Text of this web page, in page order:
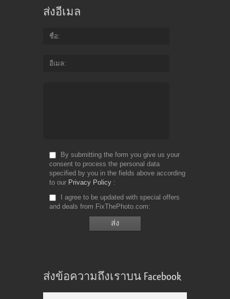
ส่งอีเมล
ชื่อ
อีเมล
By submitting the form you give us your
consent to process the personal data
specified by you in the fields above according
to our Privacy Policy
I agree to be updated with special offers
and deals from FixThePhoto.com
ส่งข้อความถึงเราบน Facebook